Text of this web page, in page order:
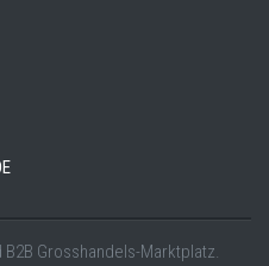
B2B Grosshandels-Marktplatz.